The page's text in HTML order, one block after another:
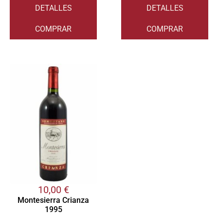
DETALLES
COMPRAR
DETALLES
COMPRAR
10,00 €
Montesierra Crianza
1995